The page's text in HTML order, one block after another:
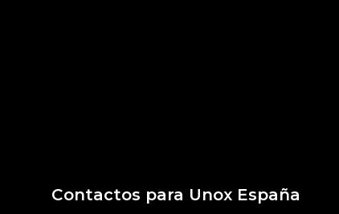
Contactos para Unox España